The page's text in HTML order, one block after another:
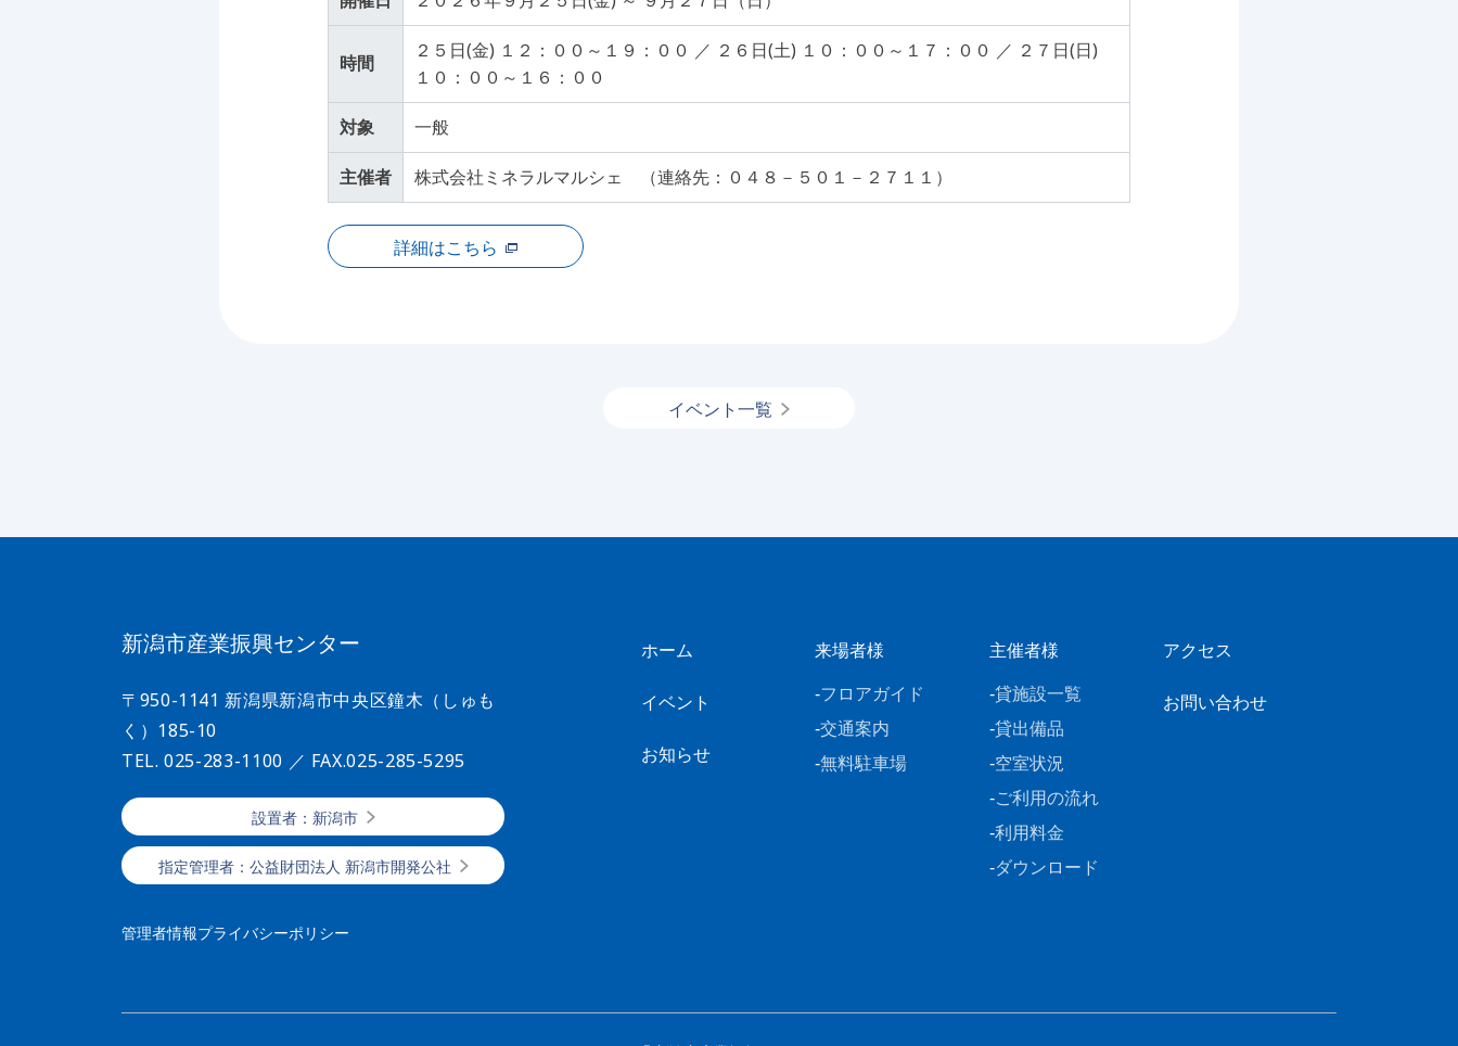
時間
２５日(金) １２：００～１９：００ ／ ２６日(土) １０：００～１７：００ ／ ２７日(日)
１０：００～１６：００
対象 一般
主催者 株式会社ミネラルマルシェ （連絡先：０４８－５０１－２７１１）
詳細はこちら
イベント一覧
新潟市産業振興センター
〒950-1141 新潟県新潟市中央区鐘木（しゅも
く）185-10
TEL. 025-283-1100 ／ FAX.025-285-5295
設置者：新潟市
指定管理者：公益財団法人 新潟市開発公社
管理者情報プライバシーポリシー
ホーム
イベント
お知らせ
来場者様
フロアガイド
交通案内
無料駐車場
主催者様
貸施設一覧
貸出備品
空室状況
ご利用の流れ
利用料金
ダウンロード
アクセス
お問い合わせ